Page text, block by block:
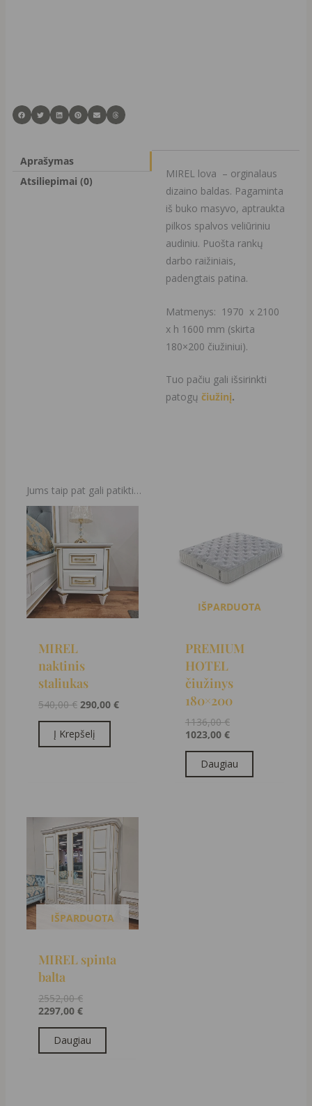
Aprašymas
Atsiliepimai (0)
MIREL lova – orginalaus
dizaino baldas. Pagaminta
iš buko masyvo, aptraukta
pilkos spalvos veliūriniu
audiniu. Puošta rankų
darbo raižiniais,
padengtais patina.
Matmenys: 1970 x 2100
x h 1600 mm (skirta
180×200 čiužiniui).
Tuo pačiu gali išsirinkti
patogų čiužinį.
Jums taip pat gali patikti…
MIREL
naktinis
staliukas
540,00€
Original
price
was:
540,00 €.
290,00 €
Į Krepšelį
IŠPARDUOTA
PREMIUM
HOTEL
čiužinys
180×200
1136,00€
was:
1136,00 €.
1023,00 €
is:
1023,00 €.
Daugiau
IŠPARDUOTA
MIREL spinta
balta
2552,00€
Original
price
was:
2552,00 €.
2297,00 €
Current
price
is:
2297,00 €.
Daugiau